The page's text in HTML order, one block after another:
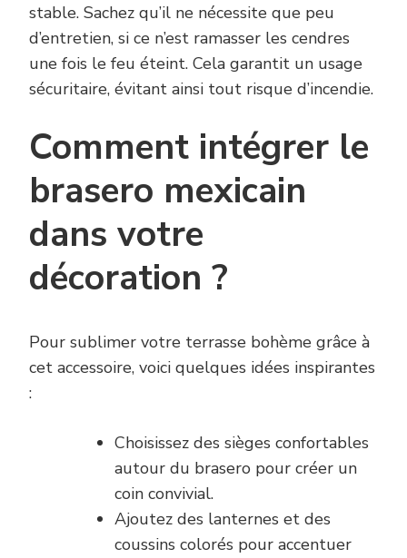
stable. Sachez qu’il ne nécessite que peu
d’entretien, si ce n’est ramasser les cendres
une fois le feu éteint. Cela garantit un usage
sécuritaire, évitant ainsi tout risque d’incendie.
Comment intégrer le
brasero mexicain
dans votre
décoration ?
Pour sublimer votre terrasse bohème grâce à
cet accessoire, voici quelques idées inspirantes
:
Choisissez des sièges confortables
autour du brasero pour créer un
coin convivial.
Ajoutez des lanternes et des
coussins colorés pour accentuer